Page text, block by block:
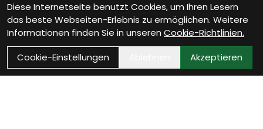
Diese Internetseite benutzt Cookies, um Ihren Lesern
das beste Webseiten-Erlebnis zu ermöglichen. Weitere
Informationen finden Sie in unseren Cookie-Richtlinien.
Cookie-Einstellungen
Akzeptieren